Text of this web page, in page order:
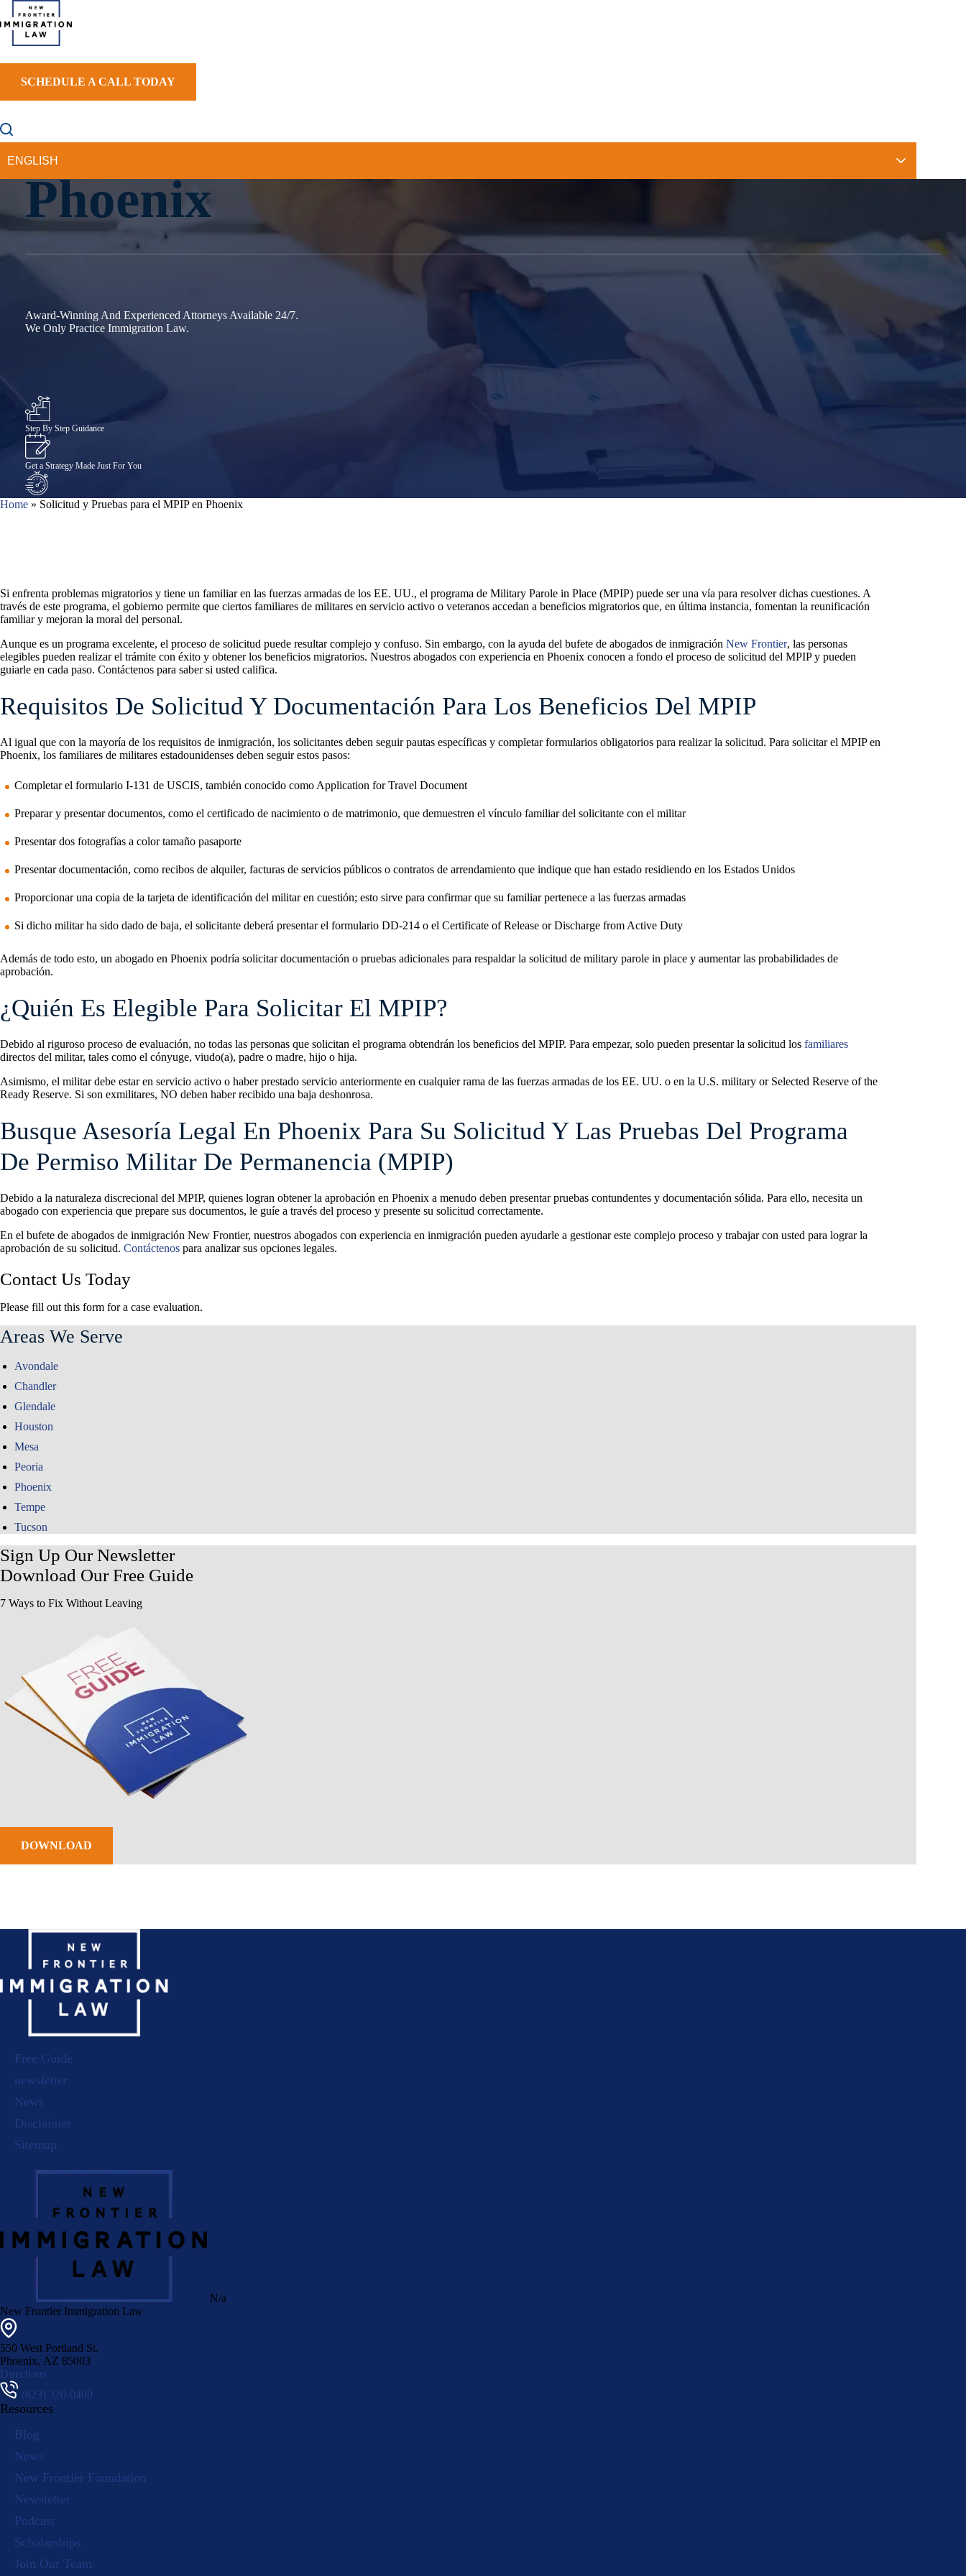
SCHEDULE A CALL TODAY
Solicitud Y Pruebas Para El MPIP En
Phoenix
Award-Winning And Experienced Attorneys Available 24/7.
We Only Practice Immigration Law.
Step By Step Guidance
Get a Strategy Made Just For You
Avoid Common Mistakes & Delays
Home » Solicitud y Pruebas para el MPIP en Phoenix
Si enfrenta problemas migratorios y tiene un familiar en las fuerzas armadas de los EE. UU., el programa de Military Parole in Place (MPIP) puede ser una vía para resolver dichas cuestiones. A
través de este programa, el gobierno permite que ciertos familiares de militares en servicio activo o veteranos accedan a beneficios migratorios que, en última instancia, fomentan la reunificación
familiar y mejoran la moral del personal.
Aunque es un programa excelente, el proceso de solicitud puede resultar complejo y confuso. Sin embargo, con la ayuda del bufete de abogados de inmigración New Frontier, las personas
elegibles pueden realizar el trámite con éxito y obtener los beneficios migratorios. Nuestros abogados con experiencia en Phoenix conocen a fondo el proceso de solicitud del MPIP y pueden
guiarle en cada paso. Contáctenos para saber si usted califica.
Requisitos De Solicitud Y Documentación Para Los Beneficios Del MPIP
Al igual que con la mayoría de los requisitos de inmigración, los solicitantes deben seguir pautas específicas y completar formularios obligatorios para realizar la solicitud. Para solicitar el MPIP en
Phoenix, los familiares de militares estadounidenses deben seguir estos pasos:
Completar el formulario I-131 de USCIS, también conocido como Application for Travel Document
Preparar y presentar documentos, como el certificado de nacimiento o de matrimonio, que demuestren el vínculo familiar del solicitante con el militar
Presentar dos fotografías a color tamaño pasaporte
Presentar documentación, como recibos de alquiler, facturas de servicios públicos o contratos de arrendamiento que indique que han estado residiendo en los Estados Unidos
Proporcionar una copia de la tarjeta de identificación del militar en cuestión; esto sirve para confirmar que su familiar pertenece a las fuerzas armadas
Si dicho militar ha sido dado de baja, el solicitante deberá presentar el formulario DD-214 o el Certificate of Release or Discharge from Active Duty
Además de todo esto, un abogado en Phoenix podría solicitar documentación o pruebas adicionales para respaldar la solicitud de military parole in place y aumentar las probabilidades de
aprobación.
¿Quién Es Elegible Para Solicitar El MPIP?
Debido al riguroso proceso de evaluación, no todas las personas que solicitan el programa obtendrán los beneficios del MPIP. Para empezar, solo pueden presentar la solicitud los familiares
directos del militar, tales como el cónyuge, viudo(a), padre o madre, hijo o hija.
Asimismo, el militar debe estar en servicio activo o haber prestado servicio anteriormente en cualquier rama de las fuerzas armadas de los EE. UU. o en la U.S. military or Selected Reserve of the
Ready Reserve. Si son exmilitares, NO deben haber recibido una baja deshonrosa.
Busque Asesoría Legal En Phoenix Para Su Solicitud Y Las Pruebas Del Programa
De Permiso Militar De Permanencia (MPIP)
Debido a la naturaleza discrecional del MPIP, quienes logran obtener la aprobación en Phoenix a menudo deben presentar pruebas contundentes y documentación sólida. Para ello, necesita un
abogado con experiencia que prepare sus documentos, le guíe a través del proceso y presente su solicitud correctamente.
En el bufete de abogados de inmigración New Frontier, nuestros abogados con experiencia en inmigración pueden ayudarle a gestionar este complejo proceso y trabajar con usted para lograr la
aprobación de su solicitud. Contáctenos para analizar sus opciones legales.
Contact Us Today
Please fill out this form for a case evaluation.
Areas We Serve
Avondale
Chandler
Glendale
Houston
Mesa
Peoria
Phoenix
Tempe
Tucson
Sign Up Our Newsletter
Download OurFree Guide
7 Ways to Fix Without Leaving
DOWNLOAD
Free Guide
newsletter
News
Disclaimer
Sitemap
N/a
New Frontier Immigration Law
550 West Portland St.
Phoenix, AZ 85003
Directions
(623) 320-0400
Resources
Blog
News
New Frontier Foundation
Newsletter
Podcast
Scholarships
Join Our Team